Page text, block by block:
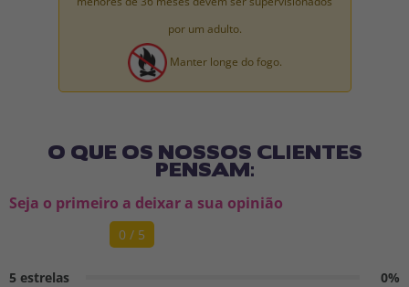
por um adulto.
Manter longe do fogo.
O QUE OS NOSSOS CLIENTES
PENSAM:
Seja o primeiro a deixar a sua opinião
0 / 5
5 estrelas
0%